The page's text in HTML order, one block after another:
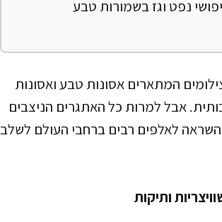
נפט וגז בשמורות טבע
המתארים אסונות טבע ואסונות
אבל למרות כל האתגרים הניצבים
השראה לאלפים רבים ברחבי העולם לשלב
ותיקות